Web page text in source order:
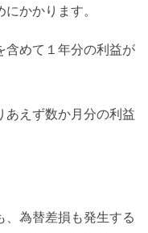
かかります。
含めて１年分の利益が
あえず数か月分の利益
、為替差損も発生する